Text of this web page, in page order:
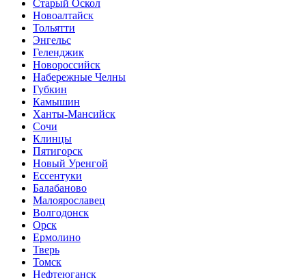
Старый Оскол
Новоалтайск
Тольятти
Энгельс
Геленджик
Новороссийск
Набережные Челны
Губкин
Камышин
Ханты-Мансийск
Сочи
Клинцы
Пятигорск
Новый Уренгой
Ессентуки
Балабаново
Малоярославец
Волгодонск
Орск
Ермолино
Тверь
Томск
Нефтеюганск